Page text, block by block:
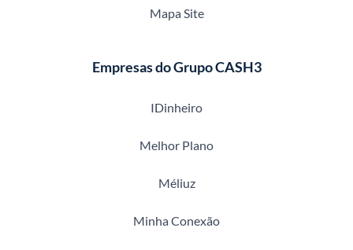
Mapa Site
Empresas do Grupo CASH3
IDinheiro
Melhor Plano
Méliuz
Minha Conexão